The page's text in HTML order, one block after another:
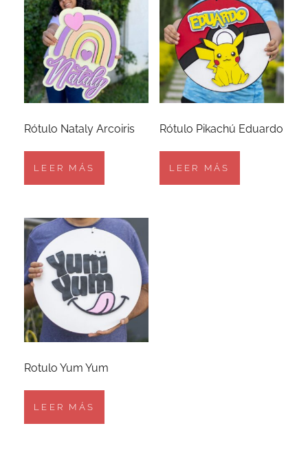
Rótulo Nataly Arcoiris
LEER MÁS
Rótulo Pikachú Eduardo
LEER MÁS
Rotulo Yum Yum
LEER MÁS